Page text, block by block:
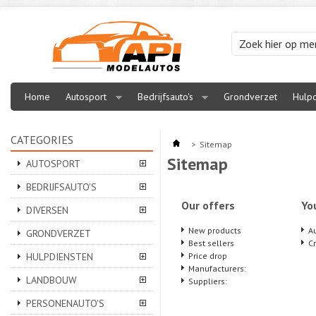
Home Autosport Bedrijfsauto's Grondverzet
CATEGORIES
AUTOSPORT
BEDRIJFSAUTO'S
DIVERSEN
GRONDVERZET
HULPDIENSTEN
LANDBOUW
PERSONENAUTO'S
> Sitemap
Sitemap
Our offers
New products
Best sellers
Price drop
Manufacturers:
Suppliers: